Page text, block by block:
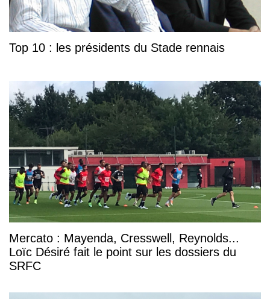
Top 10 : les présidents du Stade rennais
Mercato : Mayenda, Cresswell, Reynolds...
Loïc Désiré fait le point sur les dossiers du
SRFC